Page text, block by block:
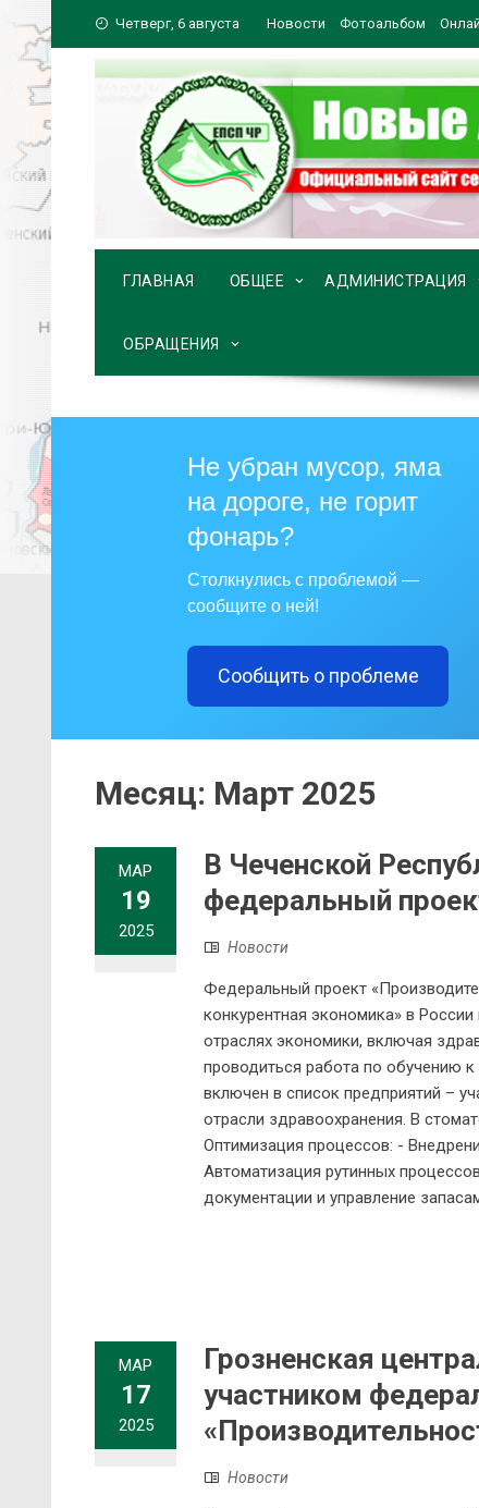
к
содержимому
Четверг, 6 августа Новости Фотоальбом
ГЛАВНАЯ ОБЩЕЕ АДМИНИСТРАЦИЯ
ОБРАЩЕНИЯ
Не убран мусор, яма
на дороге, не горит
фонарь?
Столкнулись с проблемой —
сообщите о ней!
Сообщить о проблеме
Месяц: Март 2025
МАР
19
2025
В Чеченской
федеральный
Новости
Федеральный проект
конкурентная экономика» в
отраслях экономики, включая
проводиться работа по обучению
включен в список предприятий –
отрасли здравоохранения. В
Оптимизация процессов: -
Автоматизация рутинных
документации и управление
МАР
17
2025
Грозненская
участником
Новости